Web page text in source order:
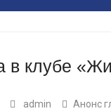
в клубе
admin Анонс